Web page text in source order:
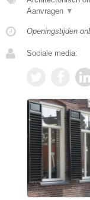
Aanvragen ▼
Openingstijden
Sociale media: